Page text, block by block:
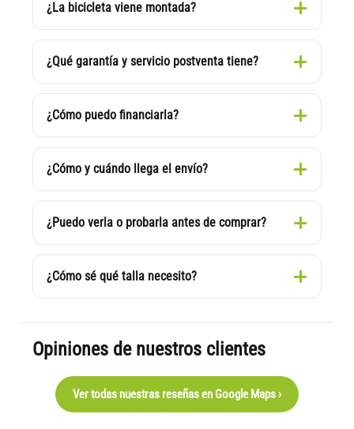
¿La bicicleta viene montada?
¿Qué garantía y servicio postventa tiene?
¿Cómo puedo financiarla?
¿Cómo y cuándo llega el envío?
¿Puedo verla o probarla antes de comprar?
¿Cómo sé qué talla necesito?
Opiniones de nuestros clientes
Ver todas nuestras reseñas en Google Maps ›